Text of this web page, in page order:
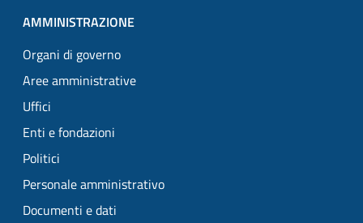
AMMINISTRAZIONE
Organi di governo
Aree amministrative
Uffici
Enti e fondazioni
Politici
Personale amministrativo
Documenti e dati